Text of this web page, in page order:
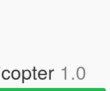
1.0